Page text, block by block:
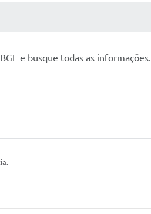
e busque todas as informações.